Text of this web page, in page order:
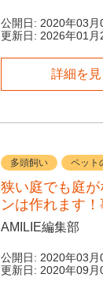
公開日: 2020年03月
更新日: 2026年01月
詳細を見
多頭飼い ペット
狭い庭でも庭
ンは作れます
AMILIE編集部
公開日: 2020年03月
更新日: 2020年09月